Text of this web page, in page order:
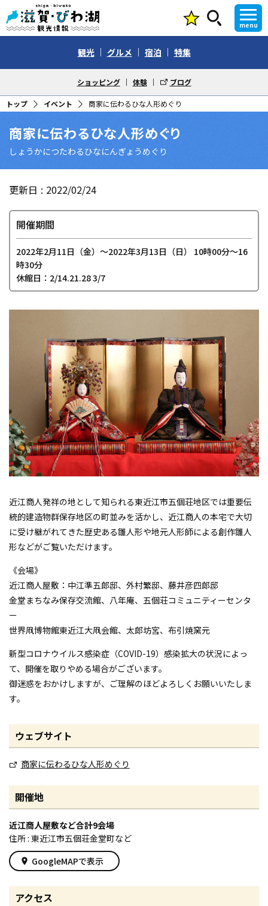
menu
観光 グルメ 宿泊 特集
ショッピング 体験 ブログ
トップ イベント 商家に伝わるひな人形めぐり
商家に伝わるひな人形めぐり
しょうかにつたわるひなにんぎょうめぐり
更新日 2022/02/24
開催期間
2022年2月11日（金）〜2022年3月13日（日） 10時00分～16
時30分
休館日：2/14.21.28 3/7
近江商人発祥の地として知られる東近江市五個荘地区では重要伝
統的建造物群保存地区の町並みを活かし、近江商人の本宅で大切
に受け継がれてきた歴史ある雛人形や地元人形師による創作雛人
形などがご覧いただけます。
《会場》
近江商人屋敷：中江準五郎邸、外村繁邸、藤井彦四郎邸
金堂まちなみ保存交流館、八年庵、五個荘コミュニティーセンタ
ー
世界凧博物館東近江大凧会館、太郎坊宮、布引焼窯元
新型コロナウイルス感染症（COVID-19）感染拡大の状況によっ
て、開催を取りやめる場合がございます。
御迷惑をおかけしますが、ご理解のほどよろしくお願いいたしま
す。
ウェブサイト
商家に伝わるひな人形めぐり
開催地
近江商人屋敷など合計9会場
住所 : 東近江市五個荘金堂町など
place GoogleMAPで表示
アクセス